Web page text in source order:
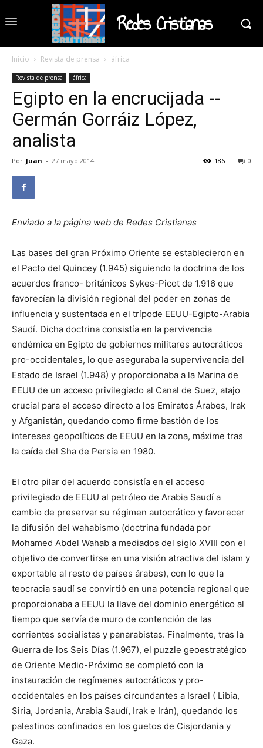
Redes Cristianas
Inicio Revista de prensa áfrica
Revista de prensa áfrica
Egipto en la encrucijada --
Germán Gorráiz López,
analista
Por Juan - 27 mayo 2014 0
186
Enviado a la página web de Redes Cristianas
Las bases del gran Próximo Oriente se establecieron en
el Pacto del Quincey (1.945) siguiendo la doctrina de los
acuerdos franco- británicos Sykes-Picot de 1.916 que
favorecían la división regional del poder en zonas de
influencia y sustentada en el trípode EEUU-Egipto-Arabia
Saudí. Dicha doctrina consistía en la pervivencia
endémica en Egipto de gobiernos militares autocráticos
pro-occidentales, lo que aseguraba la supervivencia del
Estado de Israel (1.948) y proporcionaba a la Marina de
EEUU de un acceso privilegiado al Canal de Suez, atajo
crucial para el acceso directo a los Emiratos Árabes, Irak
y Afganistán, quedando como firme bastión de los
intereses geopolíticos de EEUU en la zona, máxime tras
la caída del Sha de Persia en 1980.
El otro pilar del acuerdo consistía en el acceso
privilegiado de EEUU al petróleo de Arabia Saudí a
cambio de preservar su régimen autocrático y favorecer
la difusión del wahabismo (doctrina fundada por
Mohamed Abdel Wahab a mediados del siglo XVIII con el
objetivo de convertirse en una visión atractiva del islam y
exportable al resto de países árabes), con lo que la
teocracia saudí se convirtió en una potencia regional que
proporcionaba a EEUU la llave del dominio energético al
tiempo que servía de muro de contención de las
corrientes socialistas y panarabistas. Finalmente, tras la
Guerra de los Seis Días (1.967), el puzzle geoestratégico
de Oriente Medio-Próximo se completó con la
instauración de regímenes autocráticos y pro-
occidentales en los países circundantes a Israel ( Libia,
Siria, Jordania, Arabia Saudí, Irak e Irán), quedando los
palestinos confinados en los guetos de Cisjordania y
Gaza.